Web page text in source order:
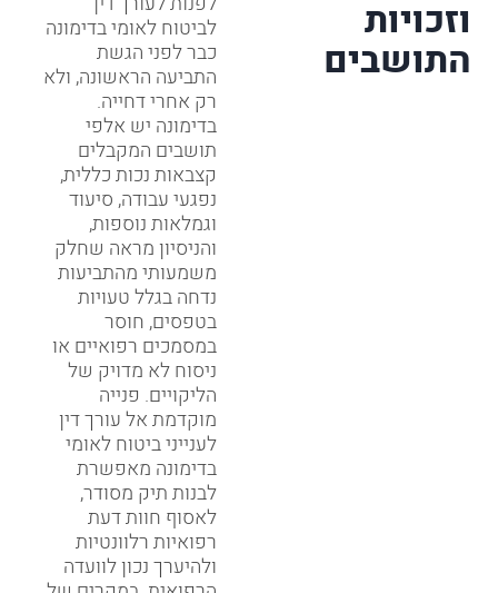
וזכויות
התושבים
לביטוח לאומי בדימונה
כבר לפני הגשת
התביעה הראשונה, ולא
רק אחרי דחייה.
בדימונה יש אלפי
תושבים המקבלים
קצבאות נכות כללית,
נפגעי עבודה, סיעוד
וגמלאות נוספות,
והניסיון מראה שחלק
משמעותי מהתביעות
נדחה בגלל טעויות
בטפסים, חוסר
במסמכים רפואיים או
ניסוח לא מדויק של
הליקויים. פנייה
מוקדמת אל עורך דין
לענייני ביטוח לאומי
בדימונה מאפשרת
לבנות תיק מסודר,
לאסוף חוות דעת
רפואיות רלוונטיות
ולהיערך נכון לוועדה